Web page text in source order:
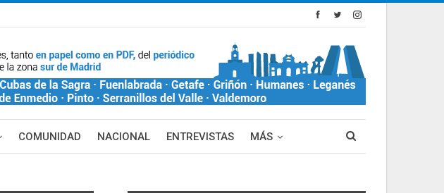
COMUNIDAD NACIONAL ENTREVISTAS MÁS